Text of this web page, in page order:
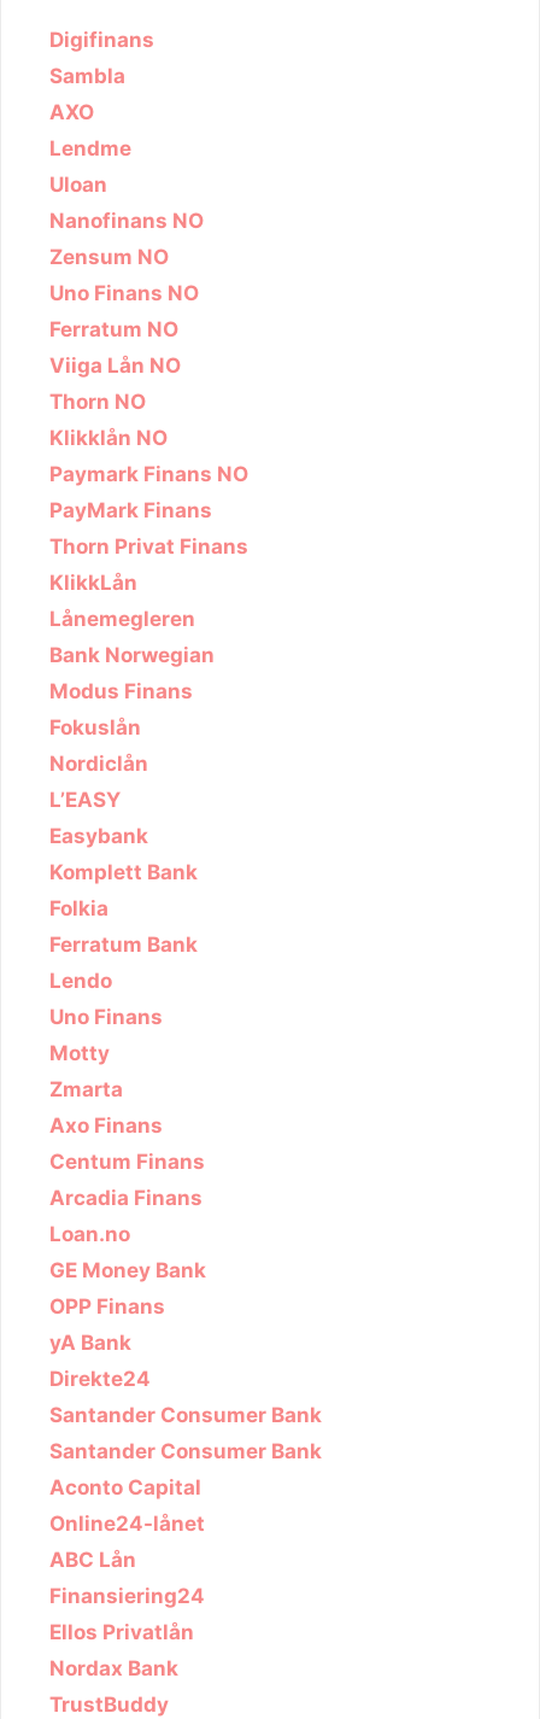
Digifinans
Sambla
AXO
Lendme
Uloan
Nanofinans NO
Zensum NO
Uno Finans NO
Ferratum NO
Viiga Lån NO
Thorn NO
Klikklån NO
Paymark Finans NO
PayMark Finans
Thorn Privat Finans
KlikkLån
Lånemegleren
Bank Norwegian
Modus Finans
Fokuslån
Nordiclån
L’EASY
Easybank
Komplett Bank
Folkia
Ferratum Bank
Lendo
Uno Finans
Motty
Zmarta
Axo Finans
Centum Finans
Arcadia Finans
Loan.no
GE Money Bank
OPP Finans
yA Bank
Direkte24
Santander Consumer Bank
Santander Consumer Bank
Aconto Capital
Online24-lånet
ABC Lån
Finansiering24
Ellos Privatlån
Nordax Bank
TrustBuddy